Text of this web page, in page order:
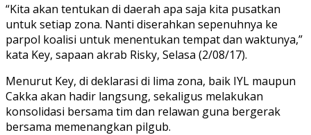
“Kita akan tentukan di daerah apa saja kita pusatkan
untuk setiap zona. Nanti diserahkan sepenuhnya ke
parpol koalisi untuk menentukan tempat dan waktunya,”
kata Key, sapaan akrab Risky, Selasa (2/08/17).
Menurut Key, di deklarasi di lima zona, baik IYL maupun
Cakka akan hadir langsung, sekaligus melakukan
konsolidasi bersama tim dan relawan guna bergerak
bersama memenangkan pilgub.